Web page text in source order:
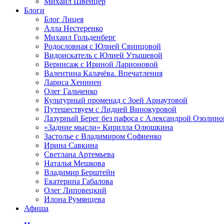
Блоги
Блог Лицея
Алла Нестеренко
Михаил Гольденберг
Родословная с Юлией Свинцовой
Видоискатель с Юлией Утышевой
Вернисаж с Ириной Ларионовой
Валентина Калачёва. Впечатления
Лариса Хенинен
Олег Гальченко
Культурный променад с Зоей Арнаутовой
Путешествуем с Лидией Винокуровой
Лазурный Берег без пафоса с Александрой
«Задние мысли» Кирилла Олюшкина
Застолье с Владимиром Софиенко
Ирина Савкина
Светлана Артемьева
Наталья Мешкова
Владимир Берштейн
Екатерина Габалова
Олег Липовецкий
Илона Румянцева
Афиша